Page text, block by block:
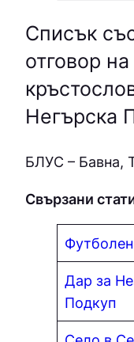
Списък
отговор на
Негърска
БЛУC – Бавна,
Свързани
Дар за
Подкуп